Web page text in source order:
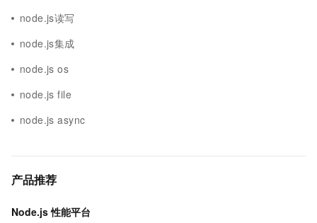
node.js读写
node.js集成
node.js os
node.js file
node.js async
产品推荐
Node.js 性能平台